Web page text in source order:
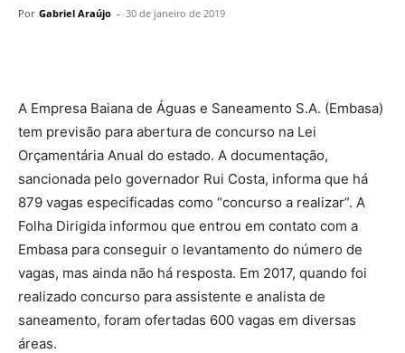
Por Gabriel Araújo - 30 de janeiro de 2019
A Empresa Baiana de Águas e Saneamento S.A. (Embasa)
tem previsão para abertura de concurso na Lei
Orçamentária Anual do estado. A documentação,
sancionada pelo governador Rui Costa, informa que há
879 vagas especificadas como “concurso a realizar”. A
Folha Dirigida informou que entrou em contato com a
Embasa para conseguir o levantamento do número de
vagas, mas ainda não há resposta. Em 2017, quando foi
realizado concurso para assistente e analista de
saneamento, foram ofertadas 600 vagas em diversas
áreas.